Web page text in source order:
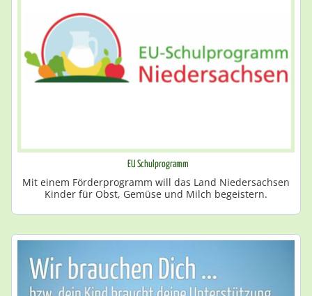
EU Schulprogramm
Mit einem Förderprogramm will das Land Niedersachsen
Kinder für Obst, Gemüse und Milch begeistern.